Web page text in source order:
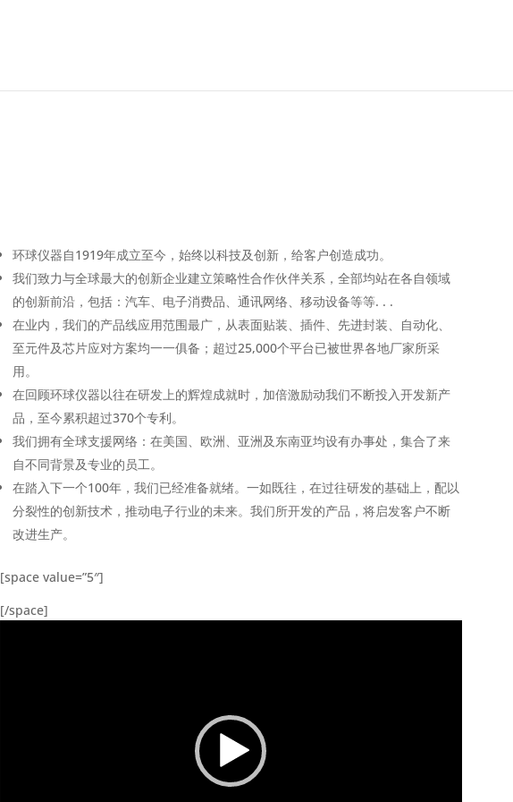
环球仪器自1919年成立至今，始终以科技及创新，给客户创造成功。
我们致力与全球最大的创新企业建立策略性合作伙伴关系，全部均站在各自领域
的创新前沿，包括：汽车、电子消费品、通讯网络、移动设备等等. . .
在业内，我们的产品线应用范围最广，从表面贴装、插件、先进封装、自动化、
至元件及芯片应对方案均一一俱备；超过25,000个平台已被世界各地厂家所采
用。
在回顾环球仪器以往在研发上的辉煌成就时，加倍激励动我们不断投入开发新产
品，至今累积超过370个专利。
我们拥有全球支援网络：在美国、欧洲、亚洲及东南亚均设有办事处，集合了来
自不同背景及专业的员工。
在踏入下一个100年，我们已经准备就绪。一如既往，在过往研发的基础上，配以
分裂性的创新技术，推动电子行业的未来。我们所开发的产品，将启发客户不断
改进生产。
[space value=”5″]
[/space]